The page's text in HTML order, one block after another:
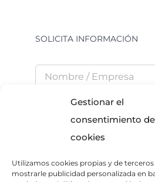
Gestionar el
consentimiento
cookies
Utilizamos cookies propias y de
mostrarle publicidad personalizada en
SOLICITA INFORMACIÓN
He leído y acepto laPolítica